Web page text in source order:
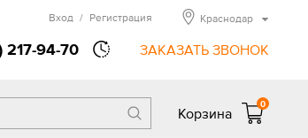
217-94-70 ЗАКАЗАТЬ ЗВОНОК
Вход / Регистрация Краснодар
Корзина
0